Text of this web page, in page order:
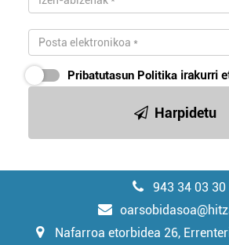
Pribatutasun Politika irakurri
Harpidetu
943 34 03 30
Nafarroa etorbidea 26,